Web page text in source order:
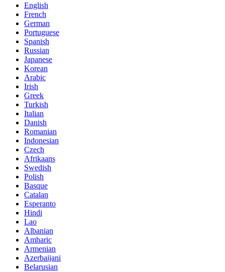
English
French
German
Portuguese
Spanish
Russian
Japanese
Korean
Arabic
Irish
Greek
Turkish
Italian
Danish
Romanian
Indonesian
Czech
Afrikaans
Swedish
Polish
Basque
Catalan
Esperanto
Hindi
Lao
Albanian
Amharic
Armenian
Azerbaijani
Belarusian